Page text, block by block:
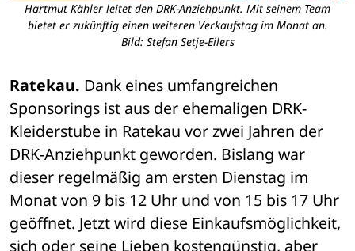
Hartmut Kähler leitet den DRK-Anziehpunkt. Mit seinem Team
bietet er zukünftig einen weiteren Verkaufstag im Monat an.
Bild: Stefan Setje-Eilers
Ratekau. Dank eines umfangreichen
Sponsorings ist aus der ehemaligen DRK-
Kleiderstube in Ratekau vor zwei Jahren der
DRK-Anziehpunkt geworden. Bislang war
dieser regelmäßig am ersten Dienstag im
Monat von 9 bis 12 Uhr und von 15 bis 17 Uhr
geöffnet. Jetzt wird diese Einkaufsmöglichkeit,
sich oder seine Lieben kostengünstig, aber